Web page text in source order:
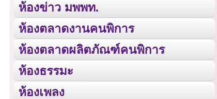
ห้องข่าว มพพท.
ห้องตลาดงานคนพิการ
ห้องตลาดผลิตภัณฑ์คนพิการ
ห้องธรรมะ
ห้องเพลง